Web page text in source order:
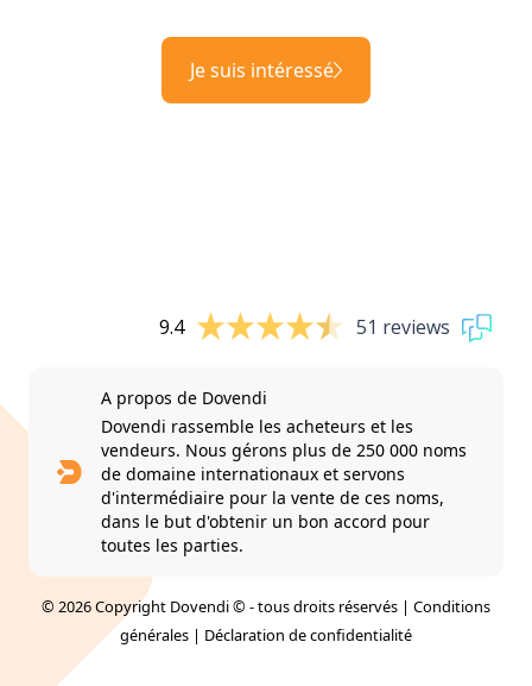
Je suis intéressé
9.4 51 reviews
A propos de Dovendi
Dovendi rassemble les acheteurs et les
vendeurs. Nous gérons plus de 250 000 noms
de domaine internationaux et servons
d'intermédiaire pour la vente de ces noms,
dans le but d'obtenir un bon accord pour
toutes les parties.
© 2026 Copyright Dovendi © - tous droits réservés | Conditions
générales | Déclaration de confidentialité